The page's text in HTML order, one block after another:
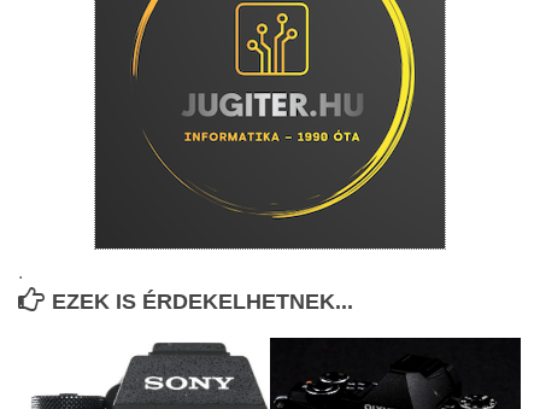
.
EZEK IS ÉRDEKELHETNEK...